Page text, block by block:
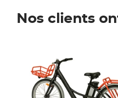
Nos clients